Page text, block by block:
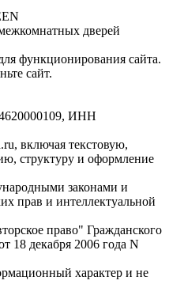
дверей
функционирования сайта.
сайт.
ИНН
включая текстовую,
структуру и оформление
законами и
прав и интеллектуальной
право" Гражданского
18 декабря 2006 года N
характер и не